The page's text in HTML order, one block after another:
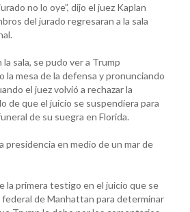
no lo oye”, dijo el juez Kaplan
del jurado regresaran a la sala
sala, se pudo ver a Trump
la mesa de la defensa y pronunciando
el juez volvió a rechazar la
de que el juicio se suspendiera para
de su suegra en Florida.
presidencia en medio de un mar de
la primera testigo en el juicio que se
de Manhattan para determinar